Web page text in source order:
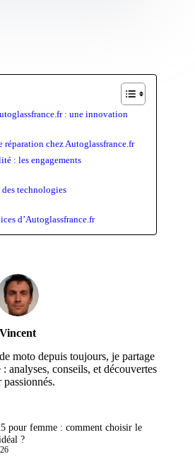
: une innovation
réparation chez Autoglassfrance.fr
: les engagements
des technologies
d’Autoglassfrance.fr
Vincent
moto depuis toujours, je partage
analyses, conseils, et découvertes
passionnés.
pour femme : comment choisir le
?